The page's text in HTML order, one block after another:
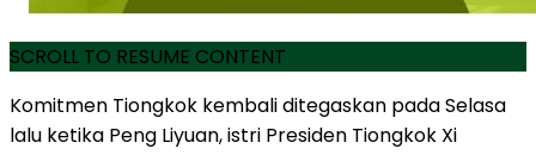
SCROLL TO RESUME CONTENT
Komitmen Tiongkok kembali ditegaskan pada Selasa
lalu ketika Peng Liyuan, istri Presiden Tiongkok Xi